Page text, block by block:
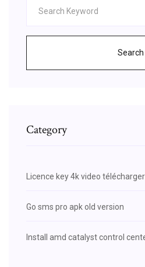
Search
Category
Licence key 4k video
Go sms pro apk old version
Install amd catalyst control